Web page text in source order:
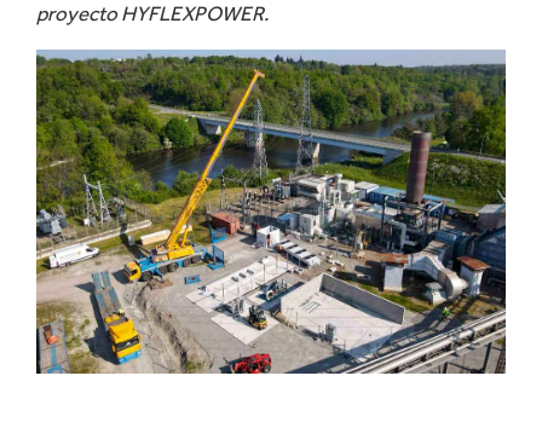
proyecto HYFLEXPOWER.